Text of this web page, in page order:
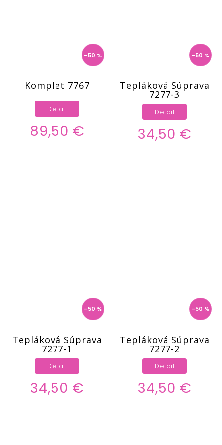
–50 %
Komplet 7767
89,50 €
Detail
–50 %
Tepláková Súprava
7277-3
34,50 €
Detail
–50 %
Tepláková Súprava
7277-1
34,50 €
Detail
–50 %
Tepláková Súprava
7277-2
34,50 €
Detail